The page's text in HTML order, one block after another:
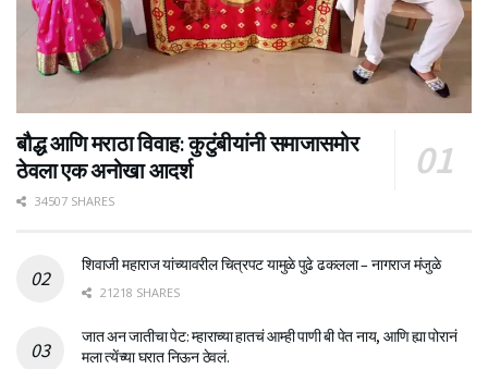
बौद्ध आणि मराठा विवाह: कुटुंबीयांनी समाजासमोर
ठेवला एक अनोखा आदर्श
34507 SHARES
शिवाजी महाराज यांच्यावरील चित्रपट यामुळे पुढे ढकलला – नागराज मंजुळे
21218 SHARES
जात अन जातीचा पेट: म्हाराच्या हातचं आम्ही पाणी बी पेत नाय, आणि ह्या पोरानं
मला त्येंच्या घरात निऊन ठेवलं.